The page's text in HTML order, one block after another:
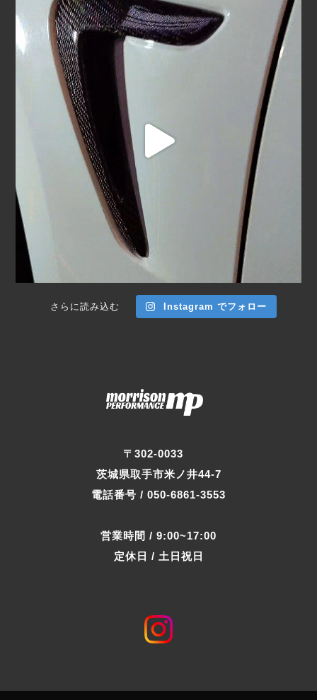
〒302-0033
茨城県取手市米ノ井44-7
電話番号 / 050-6861-3553
営業時間 / 9:00~17:00
定休日 / 土日祝日
さらに読み込む Instagram でフォロー